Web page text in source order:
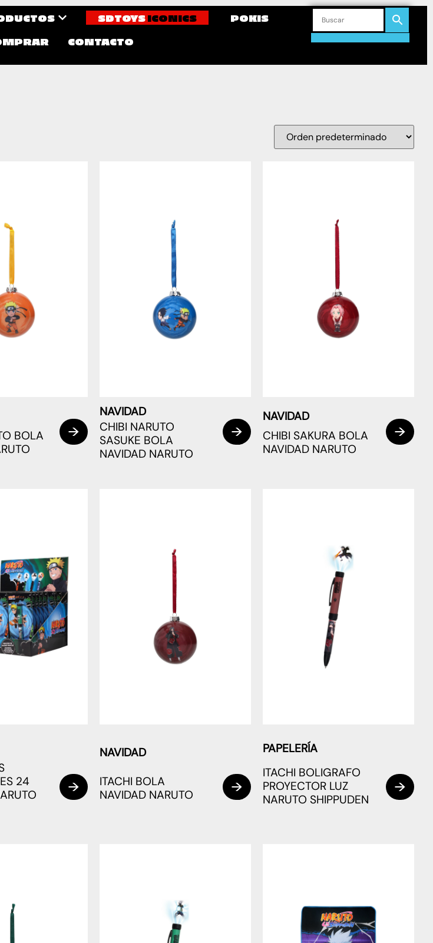
SDTOYS ICONICS
POKIS
CONTACTO
BOLA
NAVIDAD
CHIBI NARUTO
SASUKE BOLA
NAVIDAD NARUTO
NAVIDAD
CHIBI SAKURA BOLA
NAVIDAD NARUTO
24
NAVIDAD
ITACHI BOLA
NAVIDAD NARUTO
PAPELERÍA
ITACHI BOLIGRAFO
PROYECTOR LUZ
NARUTO SHIPPUDEN